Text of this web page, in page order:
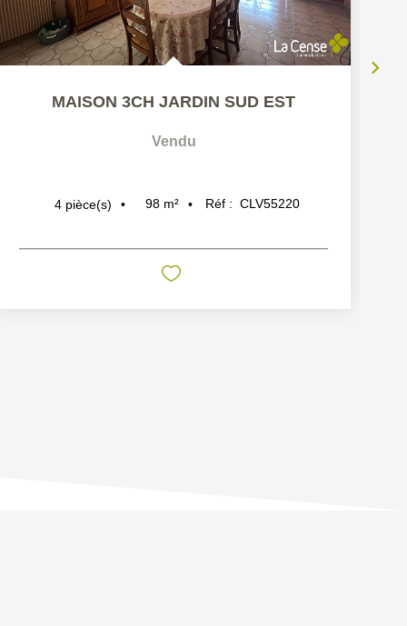
MAISON 3CH JARDIN SUD EST
Vendu
4 pièce(s) 98 m² Réf : CLV55220